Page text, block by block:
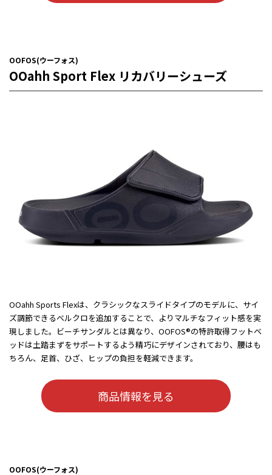
OOFOS(ウーフォス)
OOahh Sport Flex リカバリーシューズ
OOahh Sports Flexは、クラシックなスライドタイプのモデルに、サイ
ズ調節できるベルクロを追加することで、よりマルチなフィット感を実
現しました。ビーチサンダルとは異なり、OOFOS®の特許取得フットベ
ッドは土踏まずをサポートするよう精巧にデザインされており、腰はも
ちろん、足首、ひざ、ヒップの負担を軽減できます。
商品情報を見る
OOFOS(ウーフォス)